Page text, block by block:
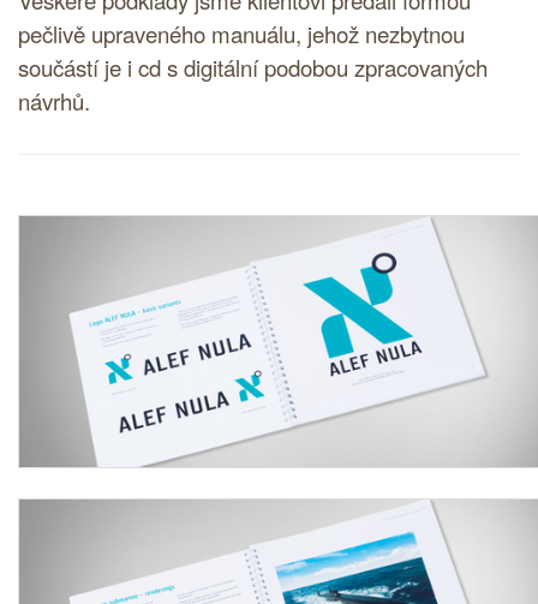
pečlivě upraveného manuálu, jehož nezbytnou
součástí je i cd s digitální podobou zpracovaných
návrhů.